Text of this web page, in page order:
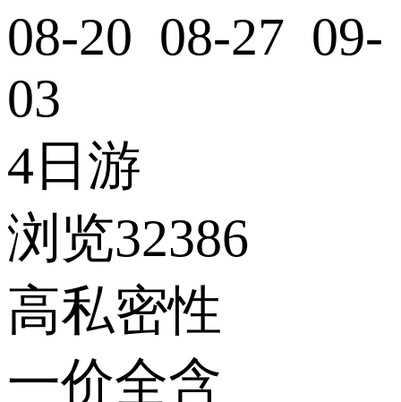
08-20 08-27 09-
03
4日游
浏览32386
高私密性
一价全含